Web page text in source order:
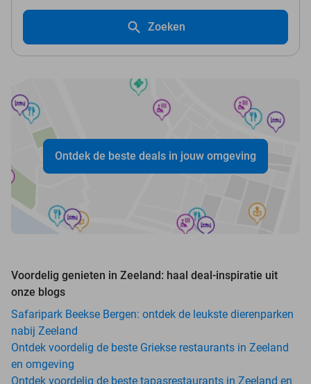
Zoeken
Ontdek de beste deals in jouw omgeving
Voordelig genieten in Zeeland: haal deal-inspiratie uit
onze blogs
Safaripark Beekse Bergen: ontdek de leukste dierenparken
nabij Zeeland
Ontdek voordelig de beste Griekse restaurants in Zeeland
en omgeving
Ontdek voordelig de beste tapasrestaurants in Zeeland en